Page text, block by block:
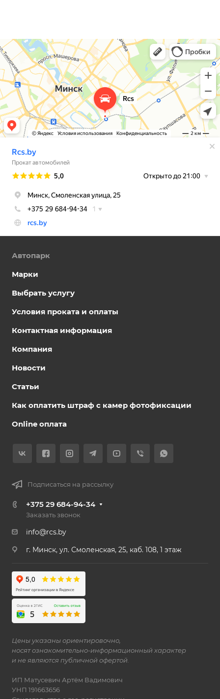
Автопарк
Марки
Выбрать услугу
Условия проката и оплаты
Контактная информация
Компания
Новости
Статьи
Как оплатить штраф с камер фотофиксации
Online оплата
Подписаться на рассылку
+375 29 684-94-34
Заказать звонок
info@rcs.by
г. Минск, ул. Смоленская, 25, каб. 108, 1 этаж
Цены указаны ориентировочно,
носят ознакомительно-информационный характер
и не являются публичной офертой.
ИП Матусевич Артём Вадимович
УНП 191663656